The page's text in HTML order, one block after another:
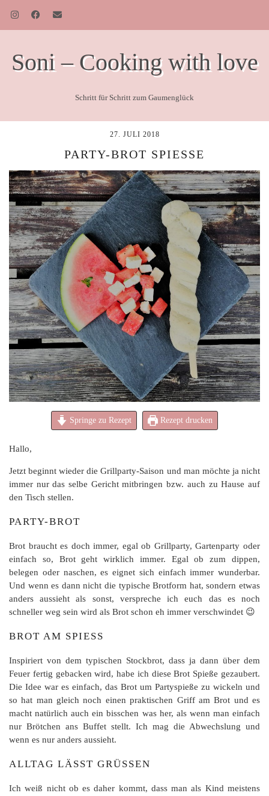
Soni – Cooking with love
Schritt für Schritt zum Gaumenglück
27. JULI 2018
PARTY-BROT SPIESSE
Springe zu Rezept Rezept drucken
Hallo,
Jetzt beginnt wieder die Grillparty-Saison und man möchte ja nicht
immer nur das selbe Gericht mitbringen bzw. auch zu Hause auf
den Tisch stellen.
PARTY-BROT
Brot braucht es doch immer, egal ob Grillparty, Gartenparty oder
einfach so, Brot geht wirklich immer. Egal ob zum dippen,
belegen oder naschen, es eignet sich einfach immer wunderbar.
Und wenn es dann nicht die typische Brotform hat, sondern etwas
anders aussieht als sonst, verspreche ich euch das es noch
schneller weg sein wird als Brot schon eh immer verschwindet 😉
BROT AM SPIESS
Inspiriert von dem typischen Stockbrot, dass ja dann über dem
Feuer fertig gebacken wird, habe ich diese Brot Spieße gezaubert.
Die Idee war es einfach, das Brot um Partyspieße zu wickeln und
so hat man gleich noch einen praktischen Griff am Brot und es
macht natürlich auch ein bisschen was her, als wenn man einfach
nur Brötchen ans Buffet stellt. Ich mag die Abwechslung und
wenn es nur anders aussieht.
ALLTAG LÄSST GRÜSSEN
Ich weiß nicht ob es daher kommt, dass man als Kind meistens